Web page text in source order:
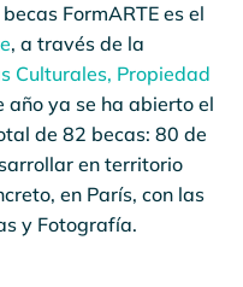
FormARTE es el
, a través de la
Culturales, Propiedad
año ya se ha abierto el
de 82 becas: 80 de
en territorio
en París, con las
y Fotografía.